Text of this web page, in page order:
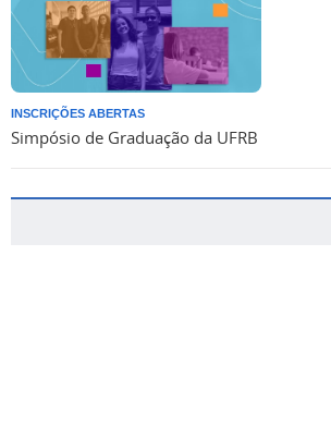
INSCRIÇÕES ABERTAS
Simpósio de Graduação da UFRB